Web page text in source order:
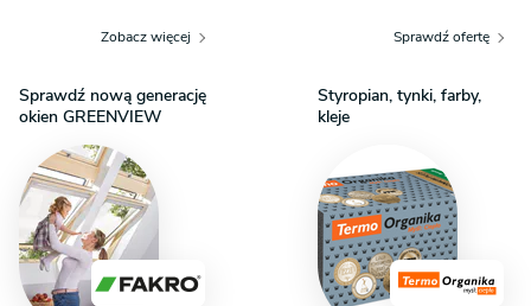
Zobacz więcej Sprawdź ofertę
Sprawdź nową generację
okien GREENVIEW
Styropian, tynki, farby,
kleje